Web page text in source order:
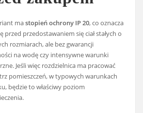
mastopień ochrony IP 20, co oznacza
przed przedostawaniem się ciał stałych o
rozmiarach, ale bez gwarancji
na wodę czy intensywne warunki
Jeśli więc rozdzielnica ma pracować
pomieszczeń, w typowych warunkach
będzie to właściwy poziom